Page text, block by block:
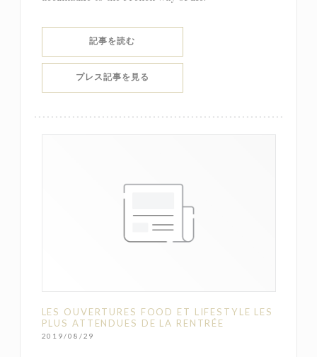
記事を読む
プレス記事を見る
LES OUVERTURES FOOD ET LIFESTYLE LES
PLUS ATTENDUES DE LA RENTRÉE
2019/08/29